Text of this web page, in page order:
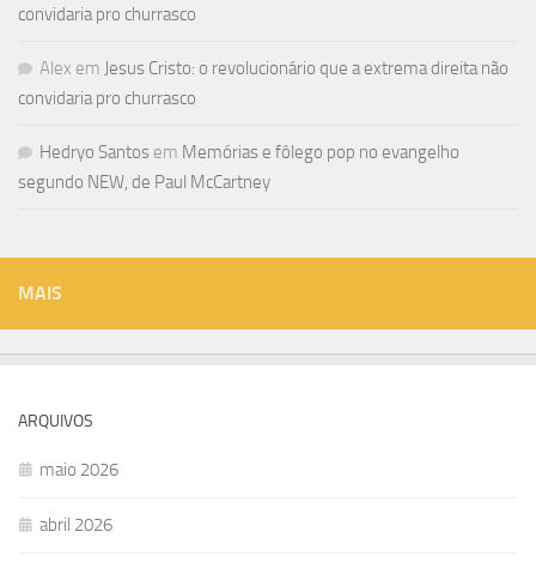
convidaria pro churrasco
Alex em Jesus Cristo: o revolucionário que a extrema direita não
convidaria pro churrasco
Hedryo Santos em Memórias e fôlego pop no evangelho
segundo NEW, de Paul McCartney
MAIS
ARQUIVOS
maio 2026
abril 2026